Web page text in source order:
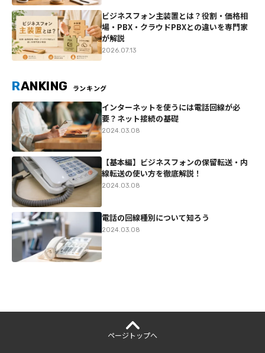
ビジネスフォン主装置とは？役割・価格相
場・PBX・クラウドPBXとの違いを専門家
が解説
2026.07.13
RANKING ランキング
インターネットを使うには電話回線が必
要？ネット接続の基礎
2024.03.08
【基本編】ビジネスフォンの保留転送・内
線転送の使い方を徹底解説！
2024.03.08
電話の回線種別について知ろう
2024.03.08
ページ トップへ